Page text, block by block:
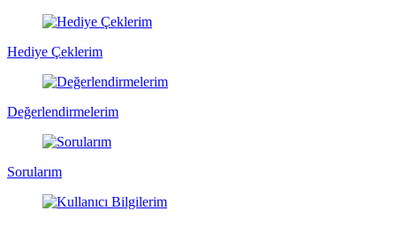
Hediye Çeklerim
Değerlendirmelerim
Sorularım